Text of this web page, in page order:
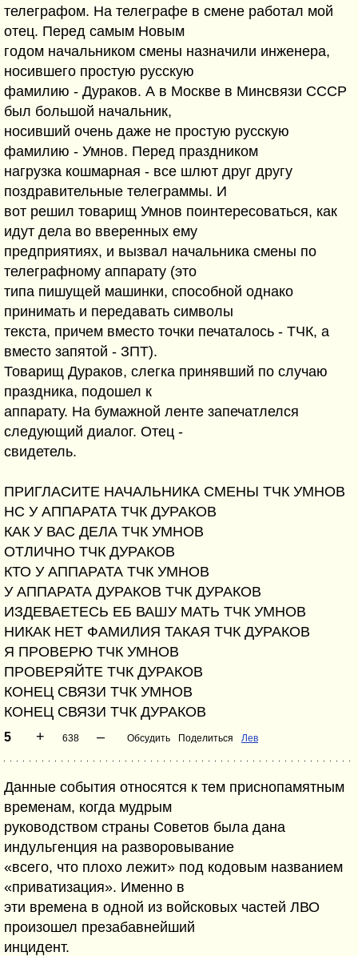
телеграфом. На телеграфе в смене работал мой
отец. Перед самым Новым
годом начальником смены назначили инженера,
носившего простую русскую
фамилию - Дураков. А в Москве в Минсвязи СССР
был большой начальник,
носивший очень даже не простую русскую
фамилию - Умнов. Перед праздником
нагрузка кошмарная - все шлют друг другу
поздравительные телеграммы. И
вот решил товарищ Умнов поинтересоваться, как
идут дела во вверенных ему
предприятиях, и вызвал начальника смены по
телеграфному аппарату (это
типа пишущей машинки, способной однако
принимать и передавать символы
текста, причем вместо точки печаталось - ТЧК, а
вместо запятой - ЗПТ).
Товарищ Дураков, слегка принявший по случаю
праздника, подошел к
аппарату. На бумажной ленте запечатлелся
следующий диалог. Отец -
свидетель.
ПРИГЛАСИТЕ НАЧАЛЬНИКА СМЕНЫ ТЧК УМНОВ
НС У АППАРАТА ТЧК ДУРАКОВ
КАК У ВАС ДЕЛА ТЧК УМНОВ
ОТЛИЧНО ТЧК ДУРАКОВ
КТО У АППАРАТА ТЧК УМНОВ
У АППАРАТА ДУРАКОВ ТЧК ДУРАКОВ
ИЗДЕВАЕТЕСЬ ЕБ ВАШУ МАТЬ ТЧК УМНОВ
НИКАК НЕТ ФАМИЛИЯ ТАКАЯ ТЧК ДУРАКОВ
Я ПРОВЕРЮ ТЧК УМНОВ
ПРОВЕРЯЙТЕ ТЧК ДУРАКОВ
КОНЕЦ СВЯЗИ ТЧК УМНОВ
КОНЕЦ СВЯЗИ ТЧК ДУРАКОВ
5 + 638 – Обсудить Поделиться Лев
Данные события относятся к тем приснопамятным
временам, когда мудрым
руководством страны Советов была дана
индульгенция на разворовывание
«всего, что плохо лежит» под кодовым названием
«приватизация». Именно в
эти времена в одной из войсковых частей ЛВО
произошел презабавнейший
инцидент.